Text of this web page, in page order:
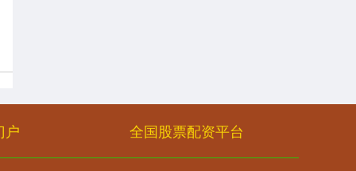
户 全国股票配资平台